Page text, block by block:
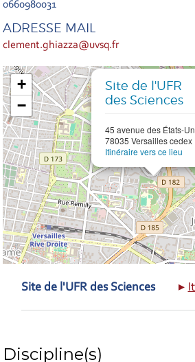
0660980031
ADRESSE MAIL
clement.ghiazza@uvsq.fr
Site de l'UFR
des Sciences
45 avenue des États-
78035 Versailles cedex
Itinéraire vers ce lieu
+
−
Site de l'UFR des Sciences
Discipline(s)